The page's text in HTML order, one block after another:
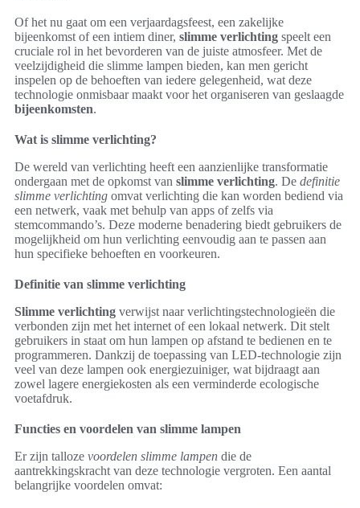
Of het nu gaat om een verjaardagsfeest, een zakelijke
bijeenkomst of een intiem diner, slimme verlichting speelt een
cruciale rol in het bevorderen van de juiste atmosfeer. Met de
veelzijdigheid die slimme lampen bieden, kan men gericht
inspelen op de behoeften van iedere gelegenheid, wat deze
technologie onmisbaar maakt voor het organiseren van geslaagde
bijeenkomsten.
Wat is slimme verlichting?
De wereld van verlichting heeft een aanzienlijke transformatie
ondergaan met de opkomst van slimme verlichting. De definitie
slimme verlichting omvat verlichting die kan worden bediend via
een netwerk, vaak met behulp van apps of zelfs via
stemcommando’s. Deze moderne benadering biedt gebruikers de
mogelijkheid om hun verlichting eenvoudig aan te passen aan
hun specifieke behoeften en voorkeuren.
Definitie van slimme verlichting
Slimme verlichting verwijst naar verlichtingstechnologieën die
verbonden zijn met het internet of een lokaal netwerk. Dit stelt
gebruikers in staat om hun lampen op afstand te bedienen en te
programmeren. Dankzij de toepassing van LED-technologie zijn
veel van deze lampen ook energiezuiniger, wat bijdraagt aan
zowel lagere energiekosten als een verminderde ecologische
voetafdruk.
Functies en voordelen van slimme lampen
Er zijn talloze voordelen slimme lampen die de
aantrekkingskracht van deze technologie vergroten. Een aantal
belangrijke voordelen omvat: